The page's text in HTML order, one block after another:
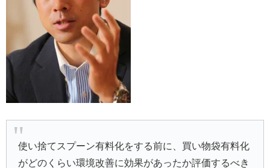
使い捨てスプーン有料化をする前に、買い物袋有料化
がどのくらい環境改善に効果があったか評価するべき